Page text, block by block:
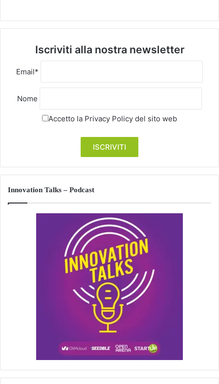
Iscriviti alla nostra newsletter
Email*
Nome
Accetto la Privacy Policy del sito web
Innovation Talks – Podcast